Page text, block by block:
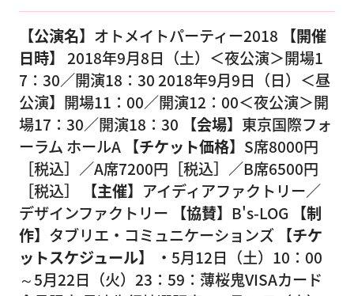
【公演名】 オトメイトパーティー2018
【開催
日時】 2018年9月8日（土）＜夜公演＞開場1
7：30／開演18：30 2018年9月9日（日）＜昼
公演】開場11：00／開演12：00＜夜公演＞開
場17：30／開演18：30
【会場】 東京国際フォ
ーラム ホールA 【チケット価格】 S席8000円
［税込］／A席7200円［税込］／B席6500円
［税込］
【主催】 アイディアファクトリー／
デザインファクトリー
【協賛】 B's-LOG
【制
作】 タブリエ・コミュニケーションズ 【チケ
ットスケジュール】
・5月12日（土）10：00
～5月22日（火）23：59：薄桜鬼VISAカード